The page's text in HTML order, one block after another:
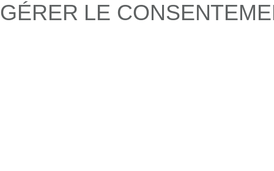
GÉRER LE